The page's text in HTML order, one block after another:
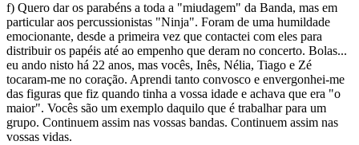
f) Quero dar os parabéns a toda a "miudagem" da Banda, mas em
particular aos percussionistas "Ninja". Foram de uma humildade
emocionante, desde a primeira vez que contactei com eles para
distribuir os papéis até ao empenho que deram no concerto. Bolas...
eu ando nisto há 22 anos, mas vocês, Inês, Nélia, Tiago e Zé
tocaram-me no coração. Aprendi tanto convosco e envergonhei-me
das figuras que fiz quando tinha a vossa idade e achava que era "o
maior". Vocês são um exemplo daquilo que é trabalhar para um
grupo. Continuem assim nas vossas bandas. Continuem assim nas
vossas vidas.